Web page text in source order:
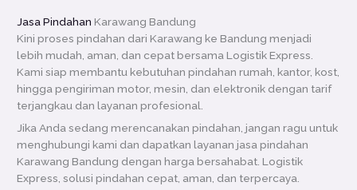
Jasa Pindahan Karawang Bandung
Kini proses pindahan dari Karawang ke Bandung menjadi
lebih mudah, aman, dan cepat bersama Logistik Express.
Kami siap membantu kebutuhan pindahan rumah, kantor, kost,
hingga pengiriman motor, mesin, dan elektronik dengan tarif
terjangkau dan layanan profesional.
Jika Anda sedang merencanakan pindahan, jangan ragu untuk
menghubungi kami dan dapatkan layanan jasa pindahan
Karawang Bandung dengan harga bersahabat. Logistik
Express, solusi pindahan cepat, aman, dan terpercaya.